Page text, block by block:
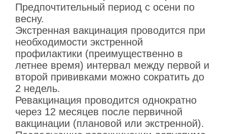
Предпочтительный период с осени по
весну.
Экстренная вакцинация проводится при
необходимости экстренной
профилактики (преимущественно в
летнее время) интервал между первой и
второй прививками можно сократить до
2 недель.
Ревакцинация проводится однократно
через 12 месяцев после первичной
вакцинации (плановой или экстренной).